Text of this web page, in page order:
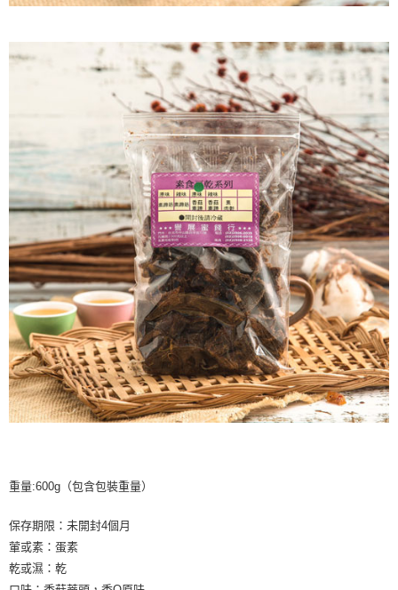
重量:600g（包含包裝重量）
保存期限：未開封4個月
葷或素：蛋素
乾或濕：乾